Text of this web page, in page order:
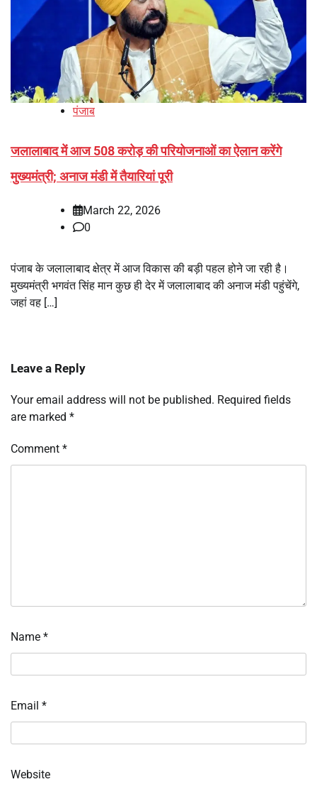
पंजाब
जलालाबाद में आज 508 करोड़ की परियोजनाओं का ऐलान करेंगे
मुख्यमंत्री; अनाज मंडी में तैयारियां पूरी
March 22, 2026
0
पंजाब के जलालाबाद क्षेत्र में आज विकास की बड़ी पहल होने जा रही है।
मुख्यमंत्री भगवंत सिंह मान कुछ ही देर में जलालाबाद की अनाज मंडी पहुंचेंगे,
जहां वह […]
Leave a Reply
Your email address will not be published. Required fields
are marked *
Comment *
Name *
Email *
Website